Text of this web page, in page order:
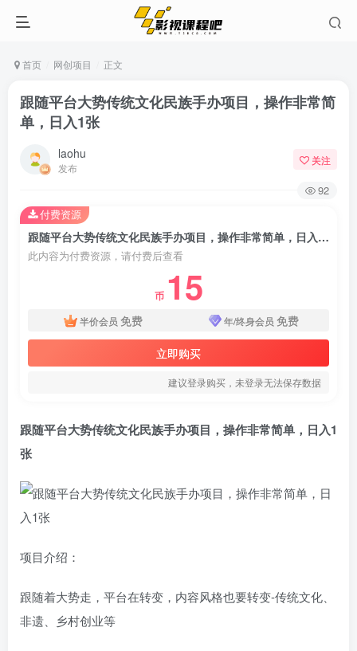
首页 网创项目 正文
跟随平台大势传统文化民族手办项目，操作非常简
单，日入1张
laohu
发布
关注
92
跟随平台大势传统文化民族手办项目，操作非常简单，日入1张
此内容为付费资源，请付费后查看
币 15
半价会员 免费 年/终身会员 免费
立即购买
建议登录购买，未登录无法保存数据
付费资源
跟随平台大势传统文化民族手办项目，操作非常简单，日入1
张
项目介绍：
跟随着大势走，平台在转变，内容风格也要转变-传统文化、
非遗、乡村创业等